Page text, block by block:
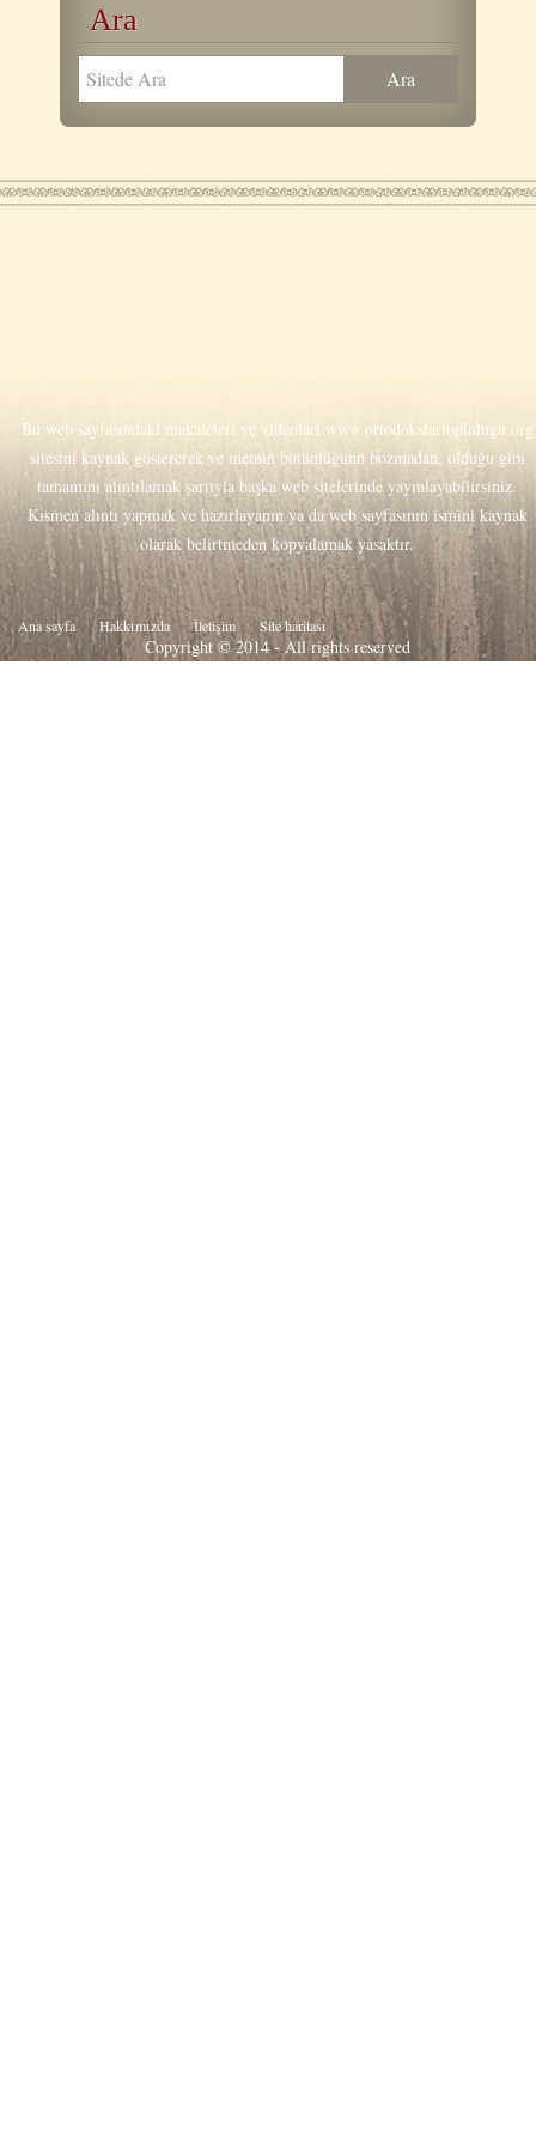
Ara
Bu web sayfasındaki makaleleri ve videoları www.ortodokslartoplulugu.org
sitesini kaynak göstererek ve metnin bütünlüğünü bozmadan, olduğu gibi
tamamını alıntılamak şartıyla başka web sitelerinde yayınlayabilirsiniz.
Kısmen alıntı yapmak ve hazırlayanın ya da web sayfasının ismini kaynak
olarak belirtmeden kopyalamak yasaktır.
Ana sayfa Hakkιmιzda İletişim Site haritası
Copyright © 2014 - All rights reserved